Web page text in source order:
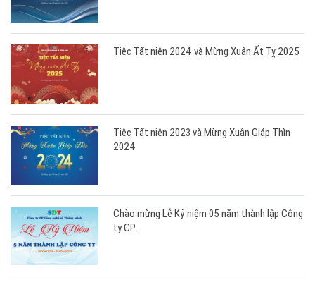
Tiệc Tất niên 2024 và Mừng Xuân Ất Tỵ 2025
Tiệc Tất niên 2023 và Mừng Xuân Giáp Thìn
2024
Chào mừng Lễ Kỷ niệm 05 năm thành lập Công
ty CP...